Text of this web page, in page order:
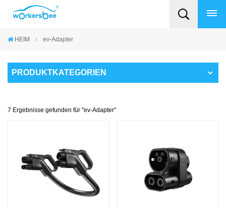
HEIM ev-Adapter
PRODUKTKATEGORIEN
7 Ergebnisse gefunden für "ev-Adapter"